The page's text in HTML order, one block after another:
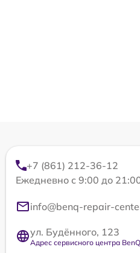
+7 (861) 212-36-12
Ежедневно с 9:00 до
info@benq-repair-
ул. Будённого, 123
Адрес сервисного центра BenQ